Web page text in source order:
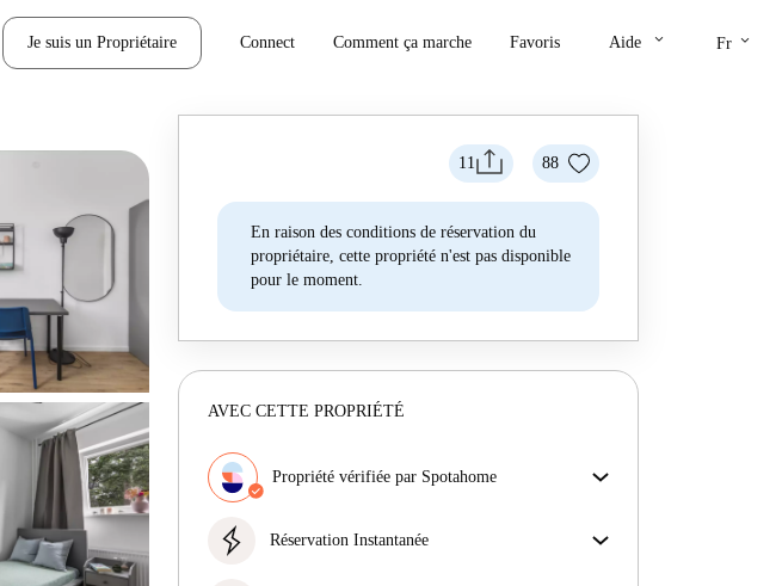
Je suis un Propriétaire Connect Comment ça marche Favoris Aide keyboard_arrow_down Fr keyboard_arrow_down
11 88
En raison des conditions de réservation du
propriétaire, cette propriété n'est pas disponible
pour le moment.
AVEC CETTE PROPRIÉTÉ
Propriété vérifiée par Spotahome
obtiens exactement ce que tu vois dans l'annonce.
Réservation Instantanée